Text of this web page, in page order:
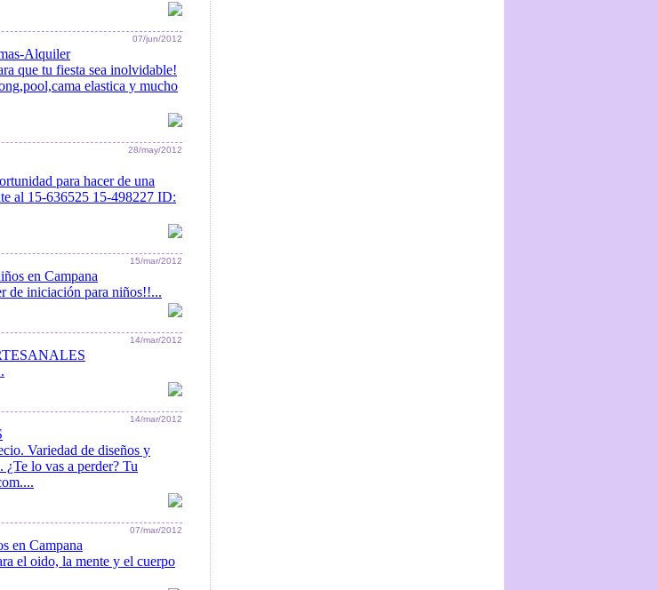
07/jun/2012
Alquiler
que tu fiesta sea inolvidable!
elastica y mucho
28/may/2012
para hacer de una
al 15-636525 15-498227 ID:
15/mar/2012
en Campana
de iniciación para niños!!...
14/mar/2012
14/mar/2012
Variedad de diseños y
¿Te lo vas a perder? Tu
07/mar/2012
en Campana
el oido, la mente y el cuerpo